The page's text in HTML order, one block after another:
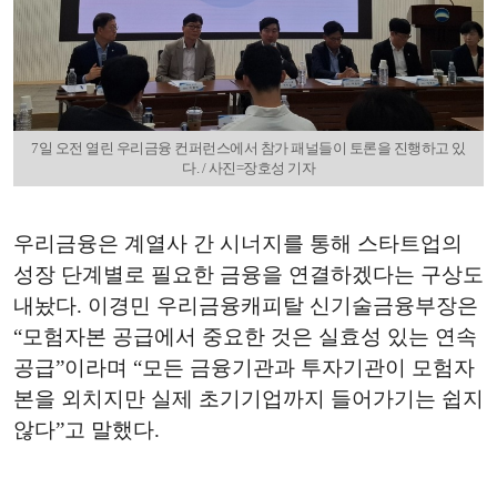
7일 오전 열린 우리금융 컨퍼런스에서 참가 패널들이 토론을 진행하고 있
다. / 사진=장호성 기자
우리금융은 계열사 간 시너지를 통해 스타트업의
성장 단계별로 필요한 금융을 연결하겠다는 구상도
내놨다. 이경민 우리금융캐피탈 신기술금융부장은
“모험자본 공급에서 중요한 것은 실효성 있는 연속
공급”이라며 “모든 금융기관과 투자기관이 모험자
본을 외치지만 실제 초기기업까지 들어가기는 쉽지
않다”고 말했다.